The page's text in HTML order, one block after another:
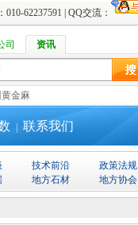
010-62237591 | QQ交流：
司 资讯
金麻
联系我们
技术前沿
政策法规
地方石材 地方协会